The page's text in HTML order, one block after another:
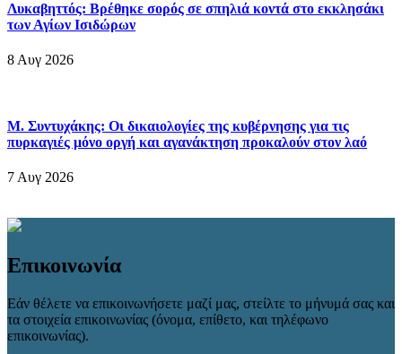
Λυκαβηττός: Βρέθηκε σορός σε σπηλιά κοντά στο εκκλησάκι
των Αγίων Ισιδώρων
8 Αυγ 2026
Μ. Συντυχάκης: Οι δικαιολογίες της κυβέρνησης για τις
πυρκαγιές μόνο οργή και αγανάκτηση προκαλούν στον λαό
7 Αυγ 2026
Επικοινωνία
Εάν θέλετε να επικοινωνήσετε μαζί μας, στείλτε το μήνυμά σας και
τα στοιχεία επικοινωνίας (όνομα, επίθετο, και τηλέφωνο
επικοινωνίας).